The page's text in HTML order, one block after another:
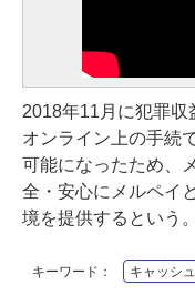
2018年11月に犯罪収
オンライン上の手続
可能になったため、
全・安心にメルペイ
境を提供するという。
キーワード： キャッシ